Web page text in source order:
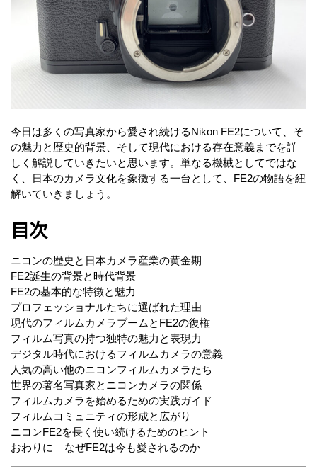
今日は多くの写真家から愛され続けるNikon FE2について、そ
の魅力と歴史的背景、そして現代における存在意義までを詳
しく解説していきたいと思います。単なる機械としてではな
く、日本のカメラ文化を象徴する一台として、FE2の物語を紐
解いていきましょう。
目次
ニコンの歴史と日本カメラ産業の黄金期
FE2誕生の背景と時代背景
FE2の基本的な特徴と魅力
プロフェッショナルたちに選ばれた理由
現代のフィルムカメラブームとFE2の復権
フィルム写真の持つ独特の魅力と表現力
デジタル時代におけるフィルムカメラの意義
人気の高い他のニコンフィルムカメラたち
世界の著名写真家とニコンカメラの関係
フィルムカメラを始めるための実践ガイド
フィルムコミュニティの形成と広がり
ニコンFE2を長く使い続けるためのヒント
おわりに – なぜFE2は今も愛されるのか